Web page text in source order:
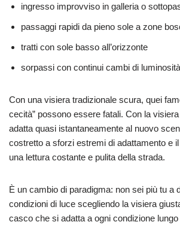
ingresso improvviso in galleria o
passaggi rapidi da pieno sole a zone
tratti con sole basso all’orizzonte
sorpassi con continui cambi di luminosità
Con una visiera tradizionale scura, quei
cecità” possono essere fatali. Con la
adatta quasi istantaneamente al nuovo
costretto a sforzi estremi di adattamento e
una lettura costante e pulita della strada.
È un cambio di paradigma: non sei più tu a
condizioni di luce scegliendo la visiera
casco che si adatta a ogni condizione